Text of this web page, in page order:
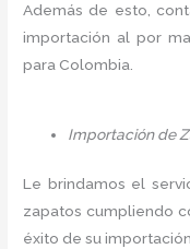
Además de esto,
importación al por
para Colombia.
Importación de
Le brindamos el
zapatos cumpliendo
éxito de su